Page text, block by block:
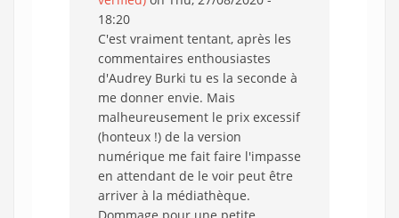
18:20
C'est vraiment tentant, après les
commentaires enthousiastes
d'Audrey Burki tu es la seconde à
me donner envie. Mais
malheureusement le prix excessif
(honteux !) de la version
numérique me fait faire l'impasse
en attendant de le voir peut être
arriver à la médiathèque.